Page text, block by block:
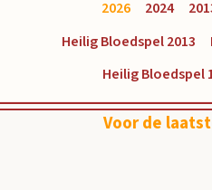
2026 2024
Heilig Bloedspel 2013
Heilig Bloedspel
Voor de